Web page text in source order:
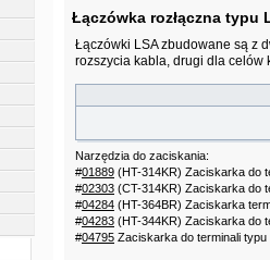
Łączówka rozłączna typu
Łączówki LSA zbudowane są z
rozszycia kabla, drugi dla celów
Narzędzia do zaciskania:
#01889 (HT-314KR) Zaciskarka do
#02303 (CT-314KR) Zaciskarka do
#04284 (HT-364BR) Zaciskarka
#04283 (HT-344KR) Zaciskarka do
#04795 Zaciskarka do terminali typu